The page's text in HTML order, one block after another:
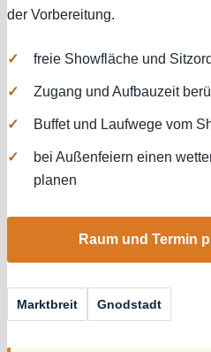
der Vorbereitung.
freie Showfläche und
Zugang und Aufbauzeit
Buffet und Laufwege vom
bei Außenfeiern einen
planen
Raum und Termin
Marktbreit Gnodstadt